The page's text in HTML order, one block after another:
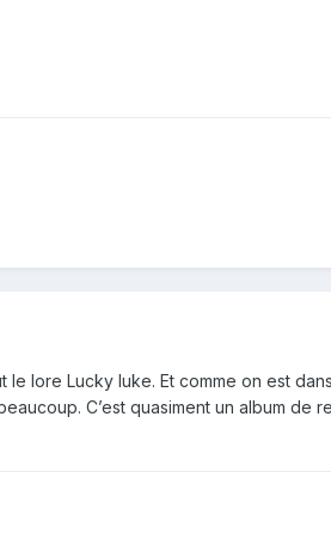
lore Lucky luke. Et comme on est
C’est quasiment un album de